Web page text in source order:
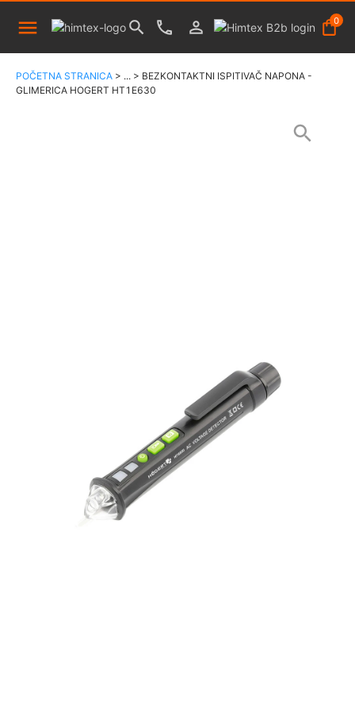
0
POČETNA STRANICA > ... > BEZKONTAKTNI ISPITIVAČ NAPONA -
GLIMERICA HOGERT HT1E630